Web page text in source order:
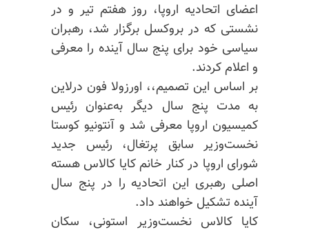
اعضای اتحادیه اروپا، روز هفتم تیر و در
نشستی که در بروکسل برگزار شد، رهبران
سیاسی خود برای پنج سال آینده را معرفی
و اعلام کردند.
بر اساس این تصمیم،، اورزولا فون در‌لاین
به مدت پنج سال دیگر به‌عنوان رئیس
کمیسیون اروپا معرفی شد و آنتونیو کوستا
نخست‌وزیر سابق پرتغال، رئیس جدید
شورای اروپا در کنار خانم کایا کالاس هسته
اصلی رهبری این اتحادیه را در پنج سال
آینده تشکیل خواهند داد.
کایا کالاس نخست‌وزیر استونی، سکان